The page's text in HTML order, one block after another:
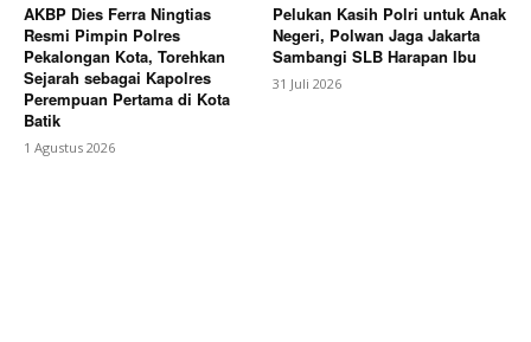
AKBP Dies Ferra Ningtias
Resmi Pimpin Polres
Pekalongan Kota, Torehkan
Sejarah sebagai Kapolres
Perempuan Pertama di Kota
Batik
1 Agustus 2026
Pelukan Kasih Polri untuk Anak
Negeri, Polwan Jaga Jakarta
Sambangi SLB Harapan Ibu
31 Juli 2026